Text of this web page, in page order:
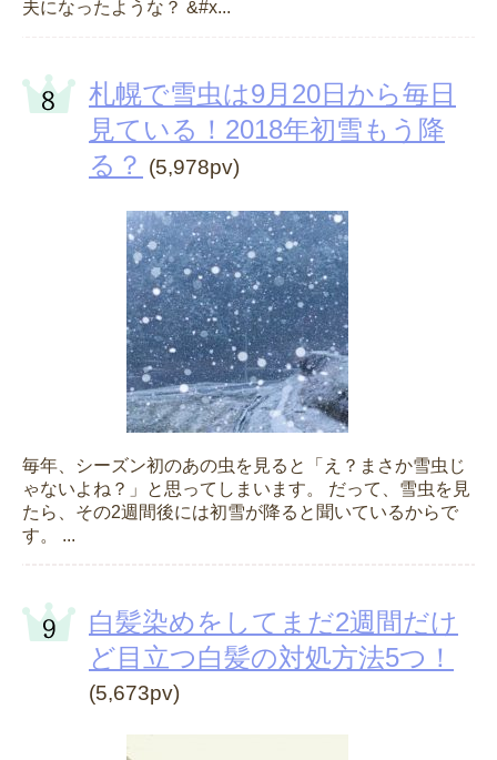
夫になったような？ &#x...
札幌で雪虫は9月20日から毎日
見ている！2018年初雪もう降
る？ (5,978pv)
毎年、シーズン初のあの虫を見ると「え？まさか雪虫じ
ゃないよね？」と思ってしまいます。 だって、雪虫を見
たら、その2週間後には初雪が降ると聞いているからで
す。 ...
白髪染めをしてまだ2週間だけ
ど目立つ白髪の対処方法5つ！
(5,673pv)